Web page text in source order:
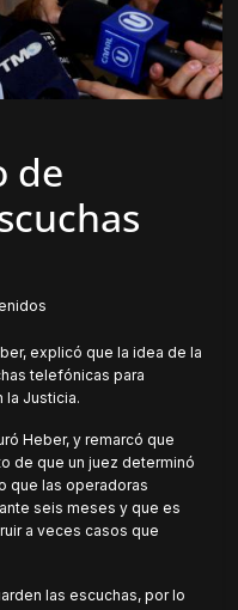
de
explicó que la idea de la
telefónicas para
la Justicia.
Heber, y remarcó que
de que un juez determinó
que las operadoras
seis meses y que es
a veces casos que
las escuchas, por lo